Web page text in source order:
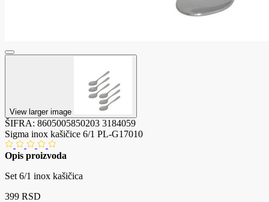
View larger image
ŠIFRA: 8605005850203 3184059
Sigma inox kašičice 6/1 PL-G17010
Opis proizvoda
Set 6/1 inox kašičica
399 RSD